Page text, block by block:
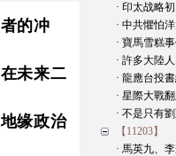
的冲
未来二
缘政治
· 印太战略
· 中共懼怕
· 寶馬雪糕
· 許多大陸
· 龍應台投
· 星際大戰
· 不是只有
【11203】
· 馬英九、